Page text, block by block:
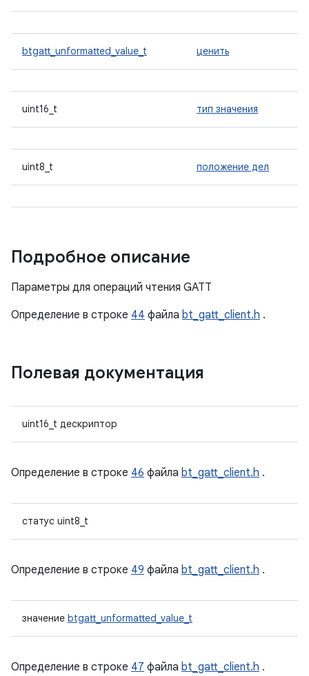
btgatt_unformatted_value_t ценить
uint16_t тип значения
uint8_t положение дел
Подробное описание
Параметры для операций чтения GATT
Определение в строке 44 файла bt_gatt_client.h .
Полевая документация
uint16_t дескриптор
Определение в строке 46 файла bt_gatt_client.h .
статус uint8_t
Определение в строке 49 файла bt_gatt_client.h .
значение btgatt_unformatted_value_t
Определение в строке 47 файла bt_gatt_client.h .